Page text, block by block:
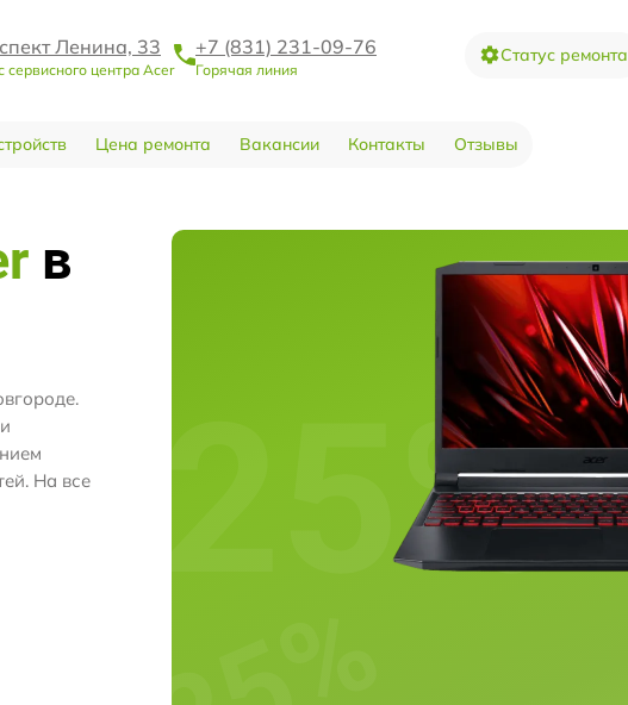
Ленина, 33
сервисного центра Acer
+7 (831) 231-09-76
Горячая линия
Статус ремонта
Цена ремонта Вакансии Контакты Отзывы
в
На все